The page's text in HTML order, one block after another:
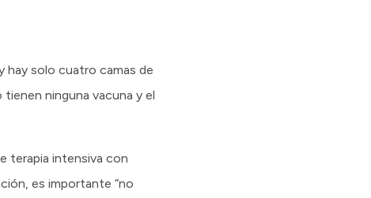
hay solo cuatro camas de
ninguna vacuna y el
terapia intensiva con
es importante “no